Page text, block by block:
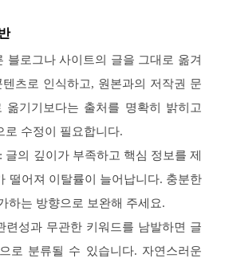
블로그나 사이트의 글을 그대로 옮겨
츠로 인식하고, 원본과의 저작권 문
기기보다는 출처를 명확히 밝히고
로 수정이 필요합니다.
의 깊이가 부족하고 핵심 정보를 제
떨어져 이탈률이 늘어납니다. 충분한
하는 방향으로 보완해 주세요.
성과 무관한 키워드를 남발하면 글
로 분류될 수 있습니다. 자연스러운